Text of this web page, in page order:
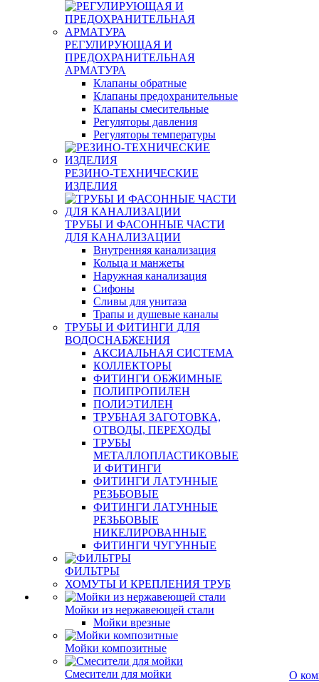
РЕГУЛИРУЮЩАЯ И
ПРЕДОХРАНИТЕЛЬНАЯ
АРМАТУРА
Клапаны обратные
Клапаны предохранительные
Клапаны смесительные
Регуляторы давления
Регуляторы температуры
РЕЗИНО-ТЕХНИЧЕСКИЕ
ИЗДЕЛИЯ
ТРУБЫ И ФАСОННЫЕ ЧАСТИ
ДЛЯ КАНАЛИЗАЦИИ
Внутренняя канализация
Кольца и манжеты
Наружная канализация
Сифоны
Сливы для унитаза
Трапы и душевые каналы
ТРУБЫ И ФИТИНГИ ДЛЯ
ВОДОСНАБЖЕНИЯ
АКСИАЛЬНАЯ СИСТЕМА
КОЛЛЕКТОРЫ
ФИТИНГИ ОБЖИМНЫЕ
ПОЛИПРОПИЛЕН
ПОЛИЭТИЛЕН
ТРУБНАЯ ЗАГОТОВКА,
ОТВОДЫ, ПЕРЕХОДЫ
ТРУБЫ
МЕТАЛЛОПЛАСТИКОВЫЕ
И ФИТИНГИ
ФИТИНГИ ЛАТУННЫЕ
РЕЗЬБОВЫЕ
ФИТИНГИ ЛАТУННЫЕ
РЕЗЬБОВЫЕ
НИКЕЛИРОВАННЫЕ
ФИТИНГИ ЧУГУННЫЕ
ФИЛЬТРЫ
ХОМУТЫ И КРЕПЛЕНИЯ ТРУБ
Мойки из нержавеющей стали
Мойки врезные
Мойки композитные
Смесители для мойки
О